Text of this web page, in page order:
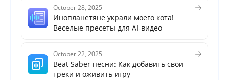
October 28, 2025
Инопланетяне украли моего кота!
Веселые пресеты для AI-видео
October 22, 2025
Beat Saber песни: Как добавить свои
треки и оживить игру